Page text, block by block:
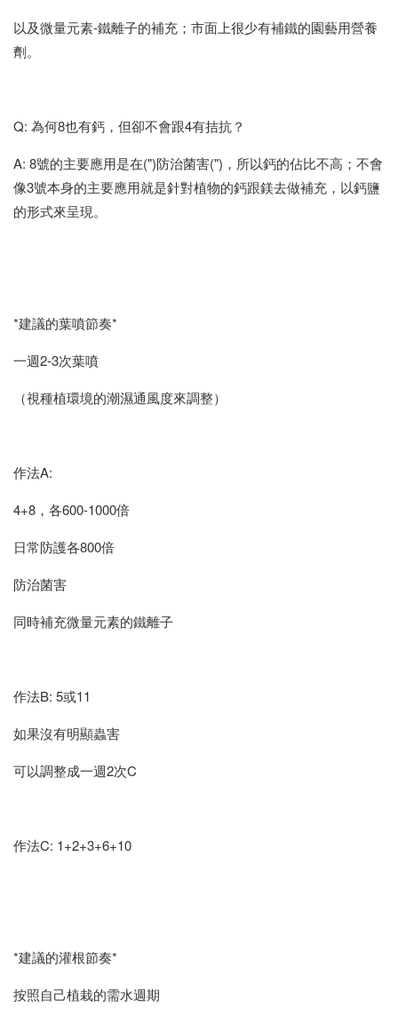
以及微量元素-鐵離子的補充；市面上很少有補鐵的園藝用營養
劑。
Q: 為何8也有鈣，但卻不會跟4有拮抗？
A: 8號的主要應用是在(")防治菌害(")，所以鈣的佔比不高；不會
像3號本身的主要應用就是針對植物的鈣跟鎂去做補充，以鈣鹽
的形式來呈現。
*建議的葉噴節奏*
一週2-3次葉噴
（視種植環境的潮濕通風度來調整）
作法A:
4+8，各600-1000倍
日常防護各800倍
防治菌害
同時補充微量元素的鐵離子
作法B: 5或11
如果沒有明顯蟲害
可以調整成一週2次C
作法C: 1+2+3+6+10
*建議的灌根節奏*
按照自己植栽的需水週期